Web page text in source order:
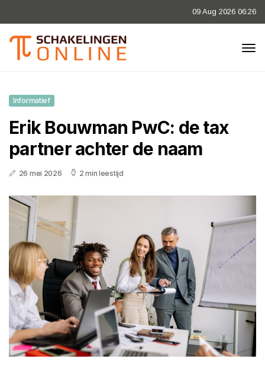
09 Aug 2026 06:26
Informatief
Erik Bouwman PwC: de tax
partner achter de naam
26 mei 2026 2 min leestijd